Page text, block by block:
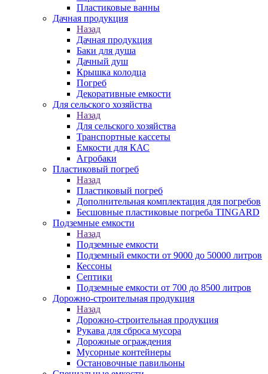
Пластиковые ванны
Дачная продукция
Назад
Дачная продукция
Баки для душа
Дачный душ
Крышка колодца
Погреб
Декоративные емкости
Для сельского хозяйства
Назад
Для сельского хозяйства
Транспортные кассеты
Емкости для КАС
Агробаки
Пластиковый погреб
Назад
Пластиковый погреб
Дополнительная комплектация для погребов
Бесшовные пластиковые погреба TINGARD
Подземные емкости
Назад
Подземные емкости
Подземный емкости от 9000 до 50000 литров
Кессоны
Септики
Подземные емкости от 700 до 8500 литров
Дорожно-строительная продукция
Назад
Дорожно-строительная продукция
Рукава для сброса мусора
Дорожные ограждения
Мусорные контейнеры
Остановочные павильоны